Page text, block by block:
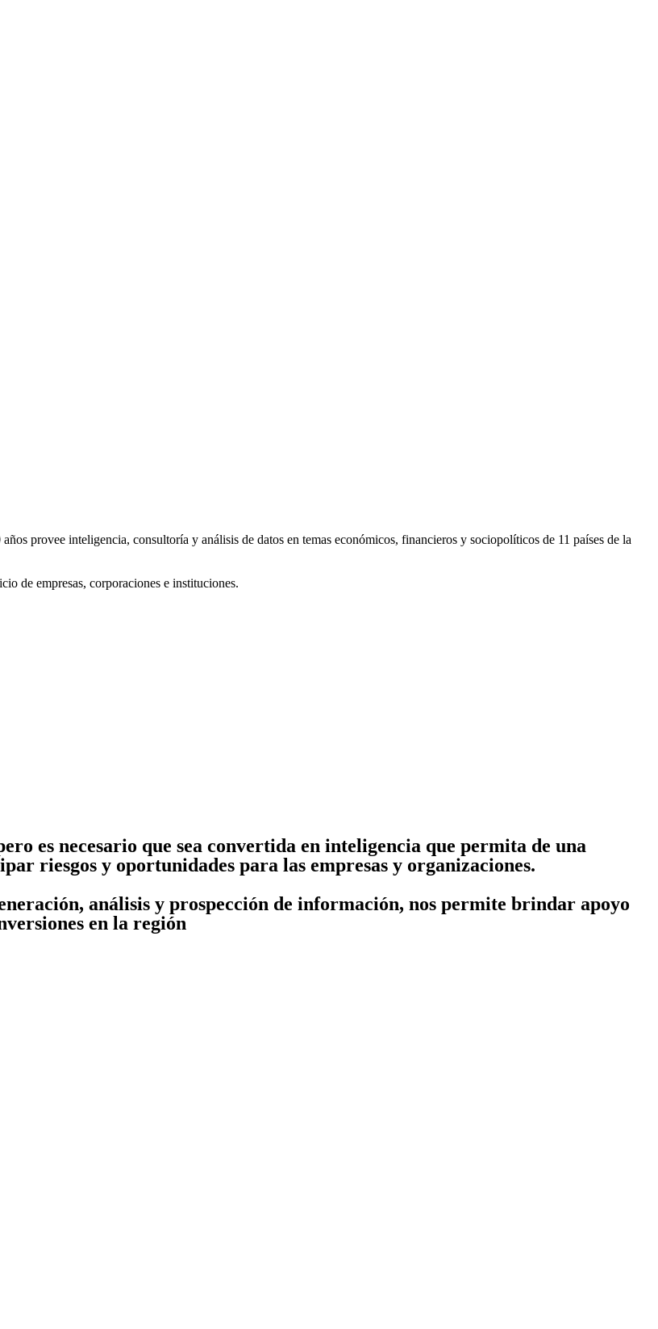
provee inteligencia, consultoría y análisis de datos en temas económicos, financieros y sociopolíticos de 11 países de la
de empresas, corporaciones e instituciones.
es necesario que sea convertida en inteligencia que permita de una
riesgos y oportunidades para las empresas y organizaciones.
análisis y prospección de información, nos permite brindar apoyo
en la región